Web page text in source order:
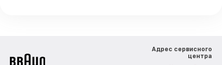
Адрес сервисного
центра